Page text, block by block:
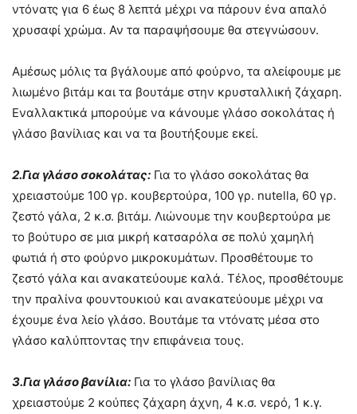
ντόνατς για 6 έως 8 λεπτά μέχρι να πάρουν ένα απαλό
χρυσαφί χρώμα. Αν τα παραψήσουμε θα στεγνώσουν.
Αμέσως μόλις τα βγάλουμε από φούρνο, τα αλείφουμε με
λιωμένο βιτάμ και τα βουτάμε στην κρυσταλλική ζάχαρη.
Εναλλακτικά μπορούμε να κάνουμε γλάσο σοκολάτας ή
γλάσο βανίλιας και να τα βουτήξουμε εκεί.
2.Για γλάσο σοκολάτας: Για το γλάσο σοκολάτας θα
χρειαστούμε 100 γρ. κουβερτούρα, 100 γρ. nutella, 60 γρ.
ζεστό γάλα, 2 κ.σ. βιτάμ. Λιώνουμε την κουβερτούρα με
το βούτυρο σε μια μικρή κατσαρόλα σε πολύ χαμηλή
φωτιά ή στο φούρνο μικροκυμάτων. Προσθέτουμε το
ζεστό γάλα και ανακατεύουμε καλά. Τέλος, προσθέτουμε
την πραλίνα φουντουκιού και ανακατεύουμε μέχρι να
έχουμε ένα λείο γλάσο. Βουτάμε τα ντόνατς μέσα στο
γλάσο καλύπτοντας την επιφάνεια τους.
3.Για γλάσο βανίλια: Για το γλάσο βανίλιας θα
χρειαστούμε 2 κούπες ζάχαρη άχνη, 4 κ.σ. νερό, 1 κ.γ.